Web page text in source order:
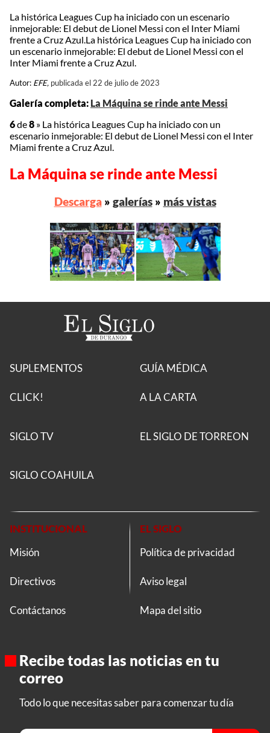
La histórica Leagues Cup ha iniciado con un escenario
inmejorable: El debut de Lionel Messi con el Inter Miami
frente a Cruz Azul.La histórica Leagues Cup ha iniciado con
un escenario inmejorable: El debut de Lionel Messi con el
Inter Miami frente a Cruz Azul.
Autor: EFE, publicada el 22 de julio de 2023
Galería completa: La Máquina se rinde ante Messi
6de8 » La histórica Leagues Cup ha iniciado con un
escenario inmejorable: El debut de Lionel Messi con el Inter
Miami frente a Cruz Azul.
La Máquina se rinde ante Messi
Descarga» galerías» más vistas
SUPLEMENTOS
CLICK!
GUÍA MÉDICA
A LA CARTA
SIGLO TV EL SIGLO DE TORREON
SIGLO COAHUILA
INSTITUCIONAL
Misión
Directivos
Contáctanos
EL SIGLO
Política de privacidad
Aviso legal
Mapa del sitio
Recibe todas las noticias en tu
correo
Todo lo que necesitas saber para comenzar tu día